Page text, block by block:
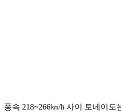
풍속 218~266㎞/h 사이 토네이도